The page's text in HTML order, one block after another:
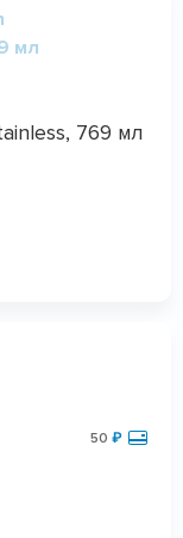
769 мл
50 ₽